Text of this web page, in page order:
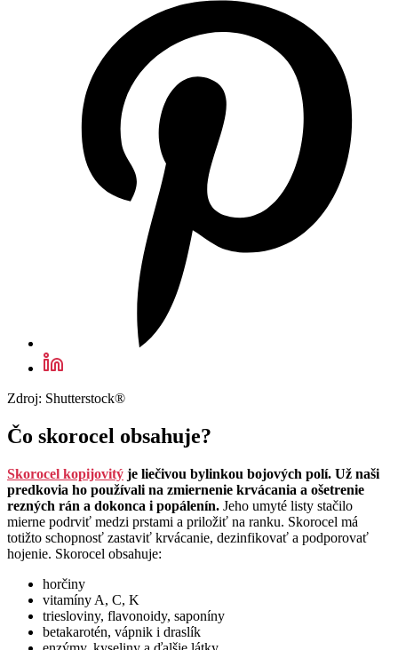
Zdroj: Shutterstock®
Čo skorocel obsahuje?
Skorocel kopijovitý je liečivou bylinkou bojových polí. Už naši
predkovia ho používali na zmiernenie krvácania a ošetrenie
rezných rán a dokonca i popálenín. Jeho umyté listy stačilo
mierne podrviť medzi prstami a priložiť na ranku. Skorocel má
totižto schopnosť zastaviť krvácanie, dezinfikovať a podporovať
hojenie. Skorocel obsahuje:
horčiny
vitamíny A, C, K
triesloviny, flavonoidy, saponíny
betakarotén, vápnik i draslík